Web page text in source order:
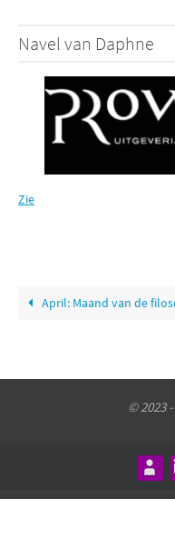
Navel van Daphne
Zie
April: Maand van de
© 2023